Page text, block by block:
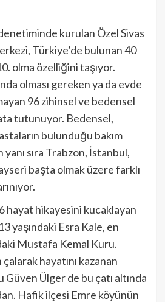
kurulan Özel Sivas
Türkiye’de bulunan 40
olma özelliğini taşıyor.
olması gereken ya da evde
96 zihinsel ve bedensel
tutunuyor. Bedensel,
bulunduğu bakım
yanı sıra Trabzon, İstanbul,
başta olmak üzere farklı
hayat hikayesini kucaklayan
yaşındaki Esra Kale, en
Mustafa Kemal Kuru.
hayatını kazanan
Güven Ülger de bu çatı altında
Hafik ilçesi Emre köyünün